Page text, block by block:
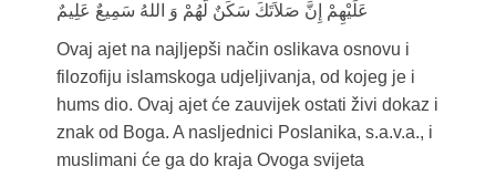
عَلَيْهِمْ إِنَّ صَلاَتَكَ سَكَنٌ لَّهُمْ وَ اللهُ سَمِيعٌ عَلِيمٌ
Ovaj ajet na najljepši način oslikava osnovu i
filozofiju islamskoga udjeljivanja, od kojeg je i
hums dio. Ovaj ajet će zauvijek ostati živi dokaz i
znak od Boga. A nasljednici Poslanika, s.a.v.a., i
muslimani će ga do kraja Ovoga svijeta